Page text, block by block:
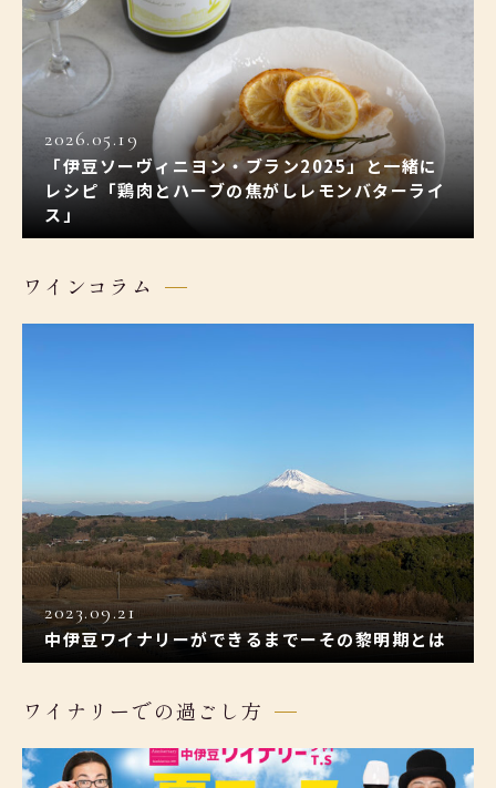
2026.05.19
「伊豆ソーヴィニヨン・ブラン2025」と一緒に
レシピ「鶏肉とハーブの焦がしレモンバターライ
ス」
ワインコラム
2023.09.21
中伊豆ワイナリーができるまでーその黎明期とは
ワイナリーでの過ごし方